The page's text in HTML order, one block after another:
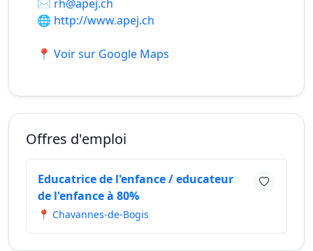
✉️ rh@apej.ch
🌐 http://www.apej.ch
📍 Voir sur Google Maps
Offres d'emploi
Educatrice de l'enfance / educateur
de l'enfance à 80%
📍 Chavannes-de-Bogis